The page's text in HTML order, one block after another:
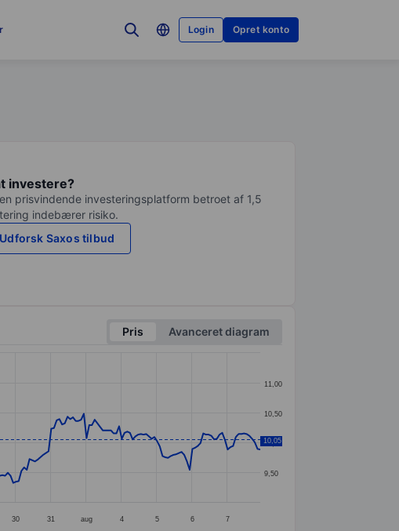
Login Opret konto
investere?
prisvindende investeringsplatform betroet af 1,5
indebærer risiko.
Udforsk Saxos tilbud
Pris
Avanceret diagram
30 31 aug 4 5 6 7
9,50
10,00
10,50
11,00
10,05